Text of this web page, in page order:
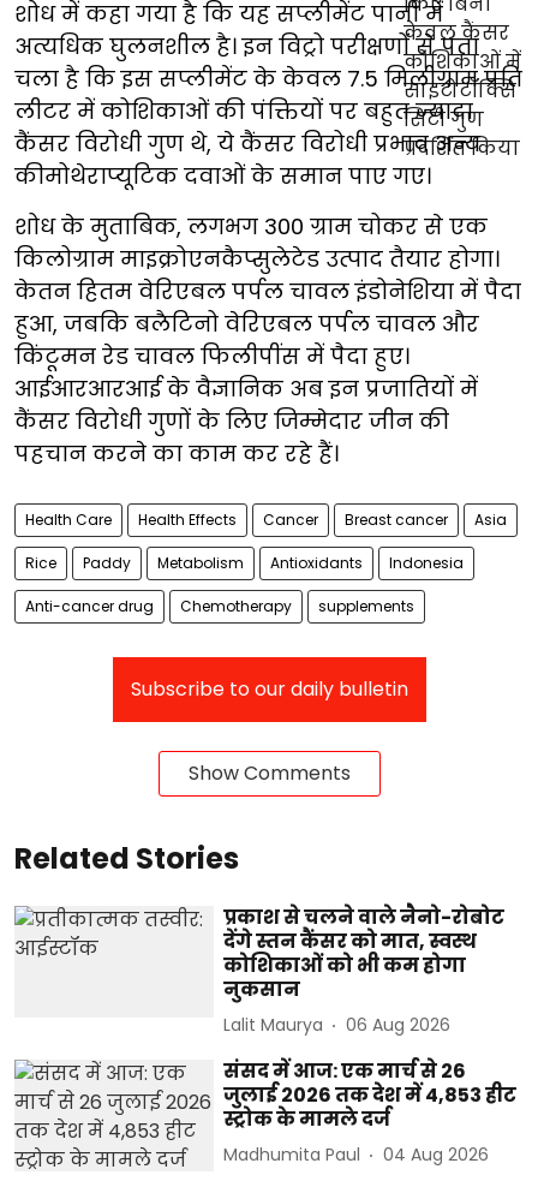
शोध में कहा गया है कि यह सप्लीमेंट पानी में
अत्यधिक घुलनशील है। इन विट्रो परीक्षणों से पता
चला है कि इस सप्लीमेंट के केवल 7.5 मिलीग्राम प्रति
लीटर में कोशिकाओं की पंक्तियों पर बहुत ज्यादा
कैंसर विरोधी गुण थे, ये कैंसर विरोधी प्रभाव अन्य
कीमोथेराप्यूटिक दवाओं के समान पाए गए।
शोध के मुताबिक, लगभग 300 ग्राम चोकर से एक
किलोग्राम माइक्रोएनकैप्सुलेटेड उत्पाद तैयार होगा।
केतन हितम वेरिएबल पर्पल चावल इंडोनेशिया में पैदा
हुआ, जबकि बलैटिनो वेरिएबल पर्पल चावल और
किंटूमन रेड चावल फिलीपींस में पैदा हुए।
आईआरआरआई के वैज्ञानिक अब इन प्रजातियों में
कैंसर विरोधी गुणों के लिए जिम्मेदार जीन की
पहचान करने का काम कर रहे हैं।
Health Care Health Effects Cancer Breast cancer Asia
Rice Paddy Metabolism Antioxidants Indonesia
Anti-cancer drug Chemotherapy supplements
Subscribe to our daily bulletin
Show Comments
Related Stories
प्रकाश से चलने वाले नैनो-रोबोट
देंगे स्तन कैंसर को मात, स्वस्थ
कोशिकाओं को भी कम होगा
नुकसान
Lalit Maurya 06 Aug 2026
संसद में आज: एक मार्च से 26
जुलाई 2026 तक देश में 4,853 हीट
स्ट्रोक के मामले दर्ज
Madhumita Paul 04 Aug 2026